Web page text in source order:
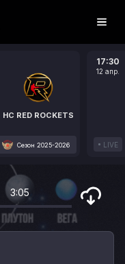
HC RED ROCKETS
Сезон 2025-2026
17:30
12 апр.
LIVE
3:05